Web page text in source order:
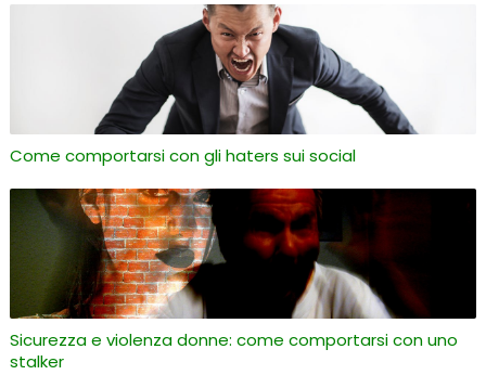
Come comportarsi con gli haters sui social
Sicurezza e violenza donne: come comportarsi con uno
stalker